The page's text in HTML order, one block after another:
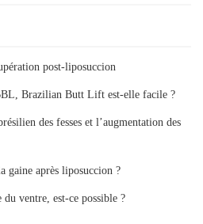
post-liposuccion
Brazilian Butt Lift est-elle facile ?
des fesses et l’augmentation des
gaine après liposuccion ?
du ventre, est-ce possible ?